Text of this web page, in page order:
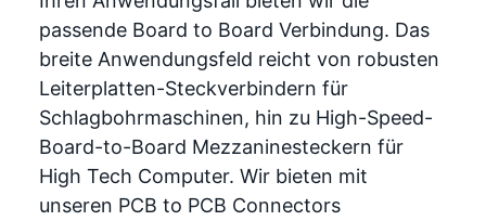
passende Board to Board Verbindung. Das
breite Anwendungsfeld reicht von robusten
Leiterplatten-Steckverbindern für
Schlagbohrmaschinen, hin zu High-Speed-
Board-to-Board Mezzaninesteckern für
High Tech Computer. Wir bieten mit
unseren PCB to PCB Connectors